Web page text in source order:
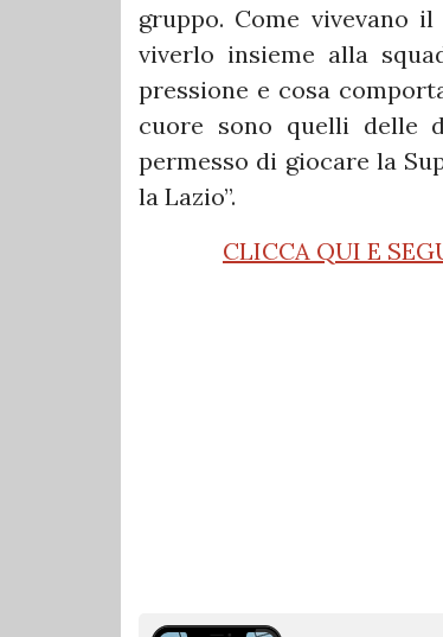
gruppo. Come vivevano
viverlo insieme alla
pressione e cosa
cuore sono quelli delle
permesso di giocare la
la Lazio”.
CLICCA QUI E